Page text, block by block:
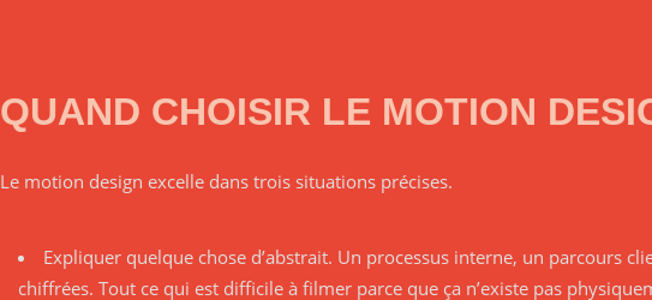
QUAND CHOISIR LE MOTION
Le motion design excelle dans trois situations précises.
Expliquer quelque chose d’abstrait. Un processus interne, un parcours
chiffrées. Tout ce qui est difficile à filmer parce que ça n’existe pas